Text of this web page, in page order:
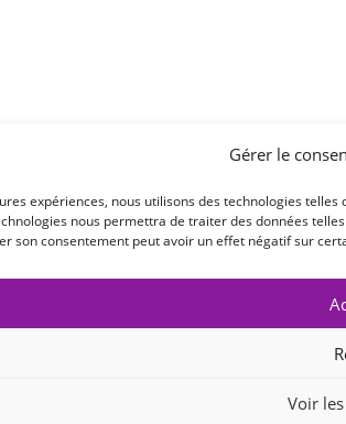
Gérer le
expériences, nous utilisons des technologies
nous permettra de traiter des données
son consentement peut avoir un effet négatif sur
Voir